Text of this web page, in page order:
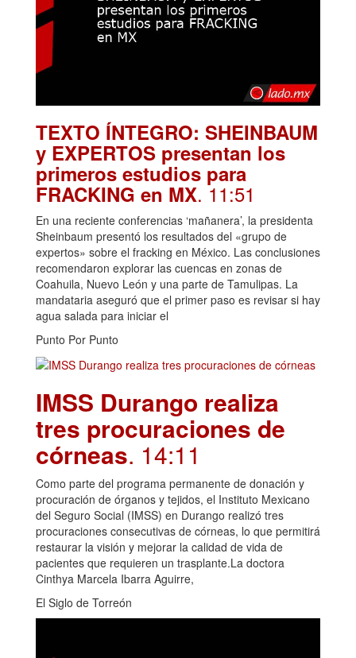
TEXTO ÍNTEGRO: SHEINBAUM
y EXPERTOS presentan los
primeros estudios para
FRACKING en MX. 11:51
En una reciente conferencias ‘mañanera’, la presidenta
Sheinbaum presentó los resultados del «grupo de
expertos» sobre el fracking en México. Las conclusiones
recomendaron explorar las cuencas en zonas de
Coahuila, Nuevo León y una parte de Tamulipas. La
mandataria aseguró que el primer paso es revisar si hay
agua salada para iniciar el
Punto Por Punto
IMSS Durango realiza
tres procuraciones de
córneas. 14:11
Como parte del programa permanente de donación y
procuración de órganos y tejidos, el Instituto Mexicano
del Seguro Social (IMSS) en Durango realizó tres
procuraciones consecutivas de córneas, lo que permitirá
restaurar la visión y mejorar la calidad de vida de
pacientes que requieren un trasplante.La doctora
Cinthya Marcela Ibarra Aguirre,
El Siglo de Torreón